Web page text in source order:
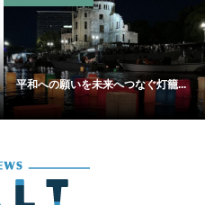
平和への願いを未来へつなぐ灯籠...